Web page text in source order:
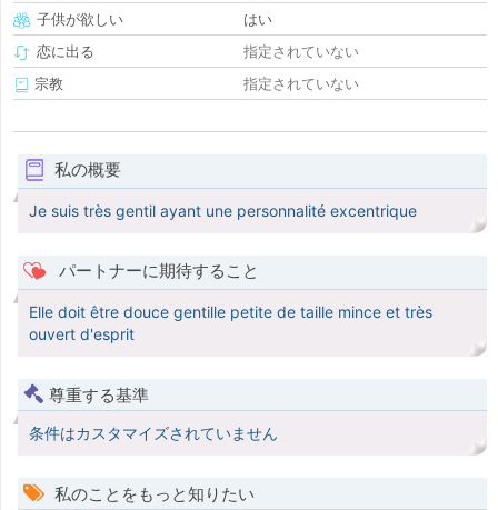
子供が欲しい
はい
恋に出る
指定されていない
宗教
指定されていない
私の概要
Je suis très gentil ayant une personnalité excentrique
パートナーに期待すること
Elle doit être douce gentille petite de taille mince et très
ouvert d'esprit
尊重する基準
条件はカスタマイズされていません
私のことをもっと知りたい